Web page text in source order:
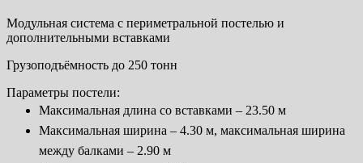
Модульная система с периметральной постелью и
дополнительными вставками
Грузоподъёмность до 250 тонн
Параметры постели:
Максимальная длина со вставками – 23.50 м
Максимальная ширина – 4.30 м, максимальная ширина
между балками – 2.90 м